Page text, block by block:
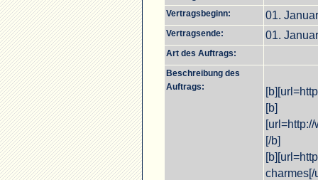
Vertragsbeginn:
01.
Vertragsende: 01.
Art des Auftrags:
Beschreibung des
Auftrags:
[b]
[/b]
charmes[/